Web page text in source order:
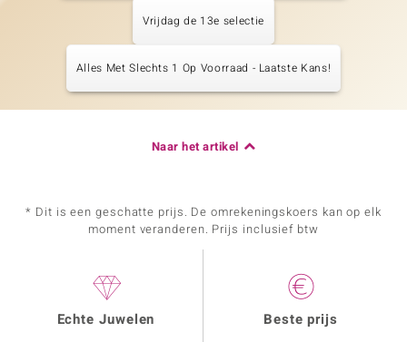
Vrijdag de 13e selectie
Alles Met Slechts 1 Op Voorraad - Laatste Kans!
Naar het artikel
* Dit is een geschatte prijs. De omrekeningskoers kan op elk
moment veranderen. Prijs inclusief btw
Echte Juwelen Beste prijs